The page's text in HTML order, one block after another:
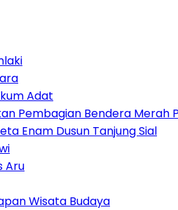
Adat
Pembagian Bendera Merah
Enam Dusun Tanjung Sial
Aru
Wisata Budaya